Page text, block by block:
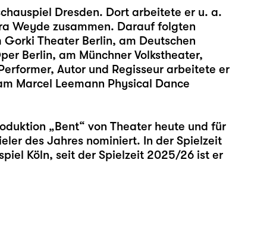
Dresden. Dort arbeitete er u. a.
Weyde zusammen. Darauf folgten
Theater Berlin, am Deutschen
Berlin, am Münchner Volkstheater,
Autor und Regisseur arbeitete er
Marcel Leemann Physical Dance
„Bent“ von Theater heute und für
des Jahres nominiert. In der Spielzeit
Köln, seit der Spielzeit 2025/26 ist er